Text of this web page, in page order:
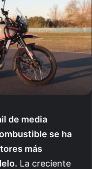
de media
se ha
más
La creciente